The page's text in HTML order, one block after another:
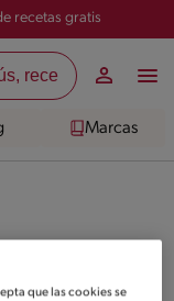
recetas gratis
Marcas
que las cookies se